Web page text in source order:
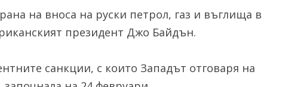
на вноса на руски петрол, газ и въглища в
президент Джо Байдън.
санкции, с които Западът отговаря на